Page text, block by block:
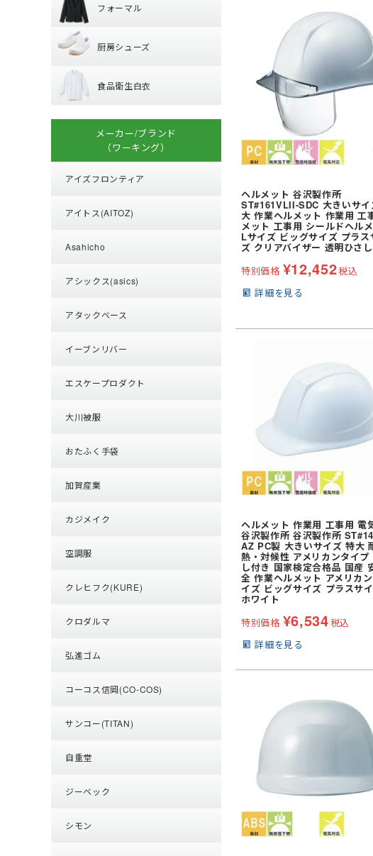
ヘルメット 谷沢製作所
ST#161VLII-SDC 大きいサイ
大 作業ヘルメット 作業用 工
メット 工事用 シールドヘル
Lサイズ ビッグサイズ プラス
ズ クリアバイザー 透明ひさし
特別価格 ¥12,452税込
詳細を見る
ヘルメット 作業用 工事用 電
谷沢製作所 谷沢製作所
AZ PC製 大きいサイズ 特大
熱・対候性 アメリカンタイプ
し付き 国家検定合格品 国産
全 作業ヘルメット アメリカ
イズ ビッグサイズ プラスサ
ホワイト
特別価格 ¥6,534税込
詳細を見る
フォーマル
スカート・キュロット
小物・アクセサリー
厨房シューズ
厨房シューズ
先芯あり
食品衛生白衣
食品衛生白衣
子供給食衣
メーカー/ブランド
（ワーキング）
アイズフロンティア
アイトス(AITOZ)
Asahicho
アシックス(asics)
アタックベース
イーブンリバー
エスケープロダクト
大川被服
おたふく手袋
加賀産業
カジメイク
空調服
クレヒフク(KURE)
クロダルマ
弘進ゴム
コーコス信岡(CO-COS)
サンコー(TITAN)
自重堂
ジーベック
シモン